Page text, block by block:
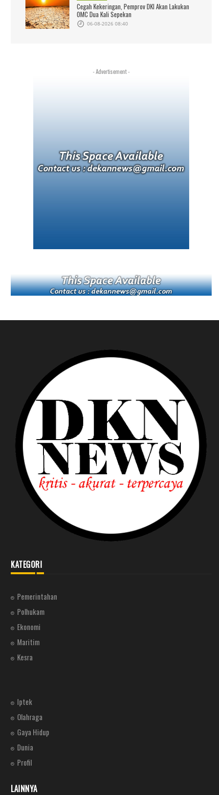
Cegah Kekeringan, Pemprov DKI Akan Lakukan
OMC Dua Kali Sepekan
06-08-2026 08:40
- Advertisement -
KATEGORI
Pemerintahan
Polhukam
Ekonomi
Maritim
Kesra
Iptek
Olahraga
Gaya Hidup
Dunia
Profil
LAINNYA